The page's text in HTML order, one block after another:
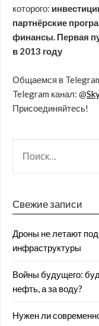
которого:
партнёрские
финансы. Первая
в 2013 году
Общаемся в
Telegram канал: @
Присоединяйтесь!
Свежие записи
Дроны не летают
инфраструктуры
Войны будущего:
нефть, а за воду?
Нужен ли